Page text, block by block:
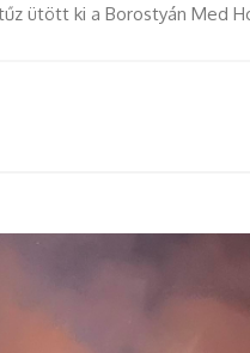
ütött ki a Borostyán Med